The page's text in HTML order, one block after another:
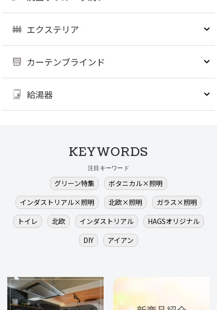
エクステリア
カーテンブラインド
給湯器
KEYWORDS
注目キーワード
グリーン特集
ボタニカル×照明
インダストリアル×照明
北欧×照明
ガラス×照明
トイレ
北欧 インダストリアル
HAGSオリジナル
DIY
アイアン